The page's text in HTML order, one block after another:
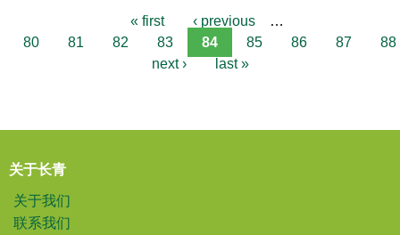
« first ‹ previous
…
80
81 82 83 84 85 86 87
88
next ›
last »
关于长青
关于我们
联系我们